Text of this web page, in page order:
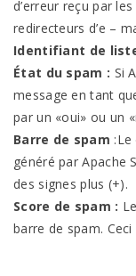
d’erreur reçu par
redirecteurs d’e –
Identifiant de
État du spam : Si
message en tant
par un «oui» ou un
Barre de spam :Le
généré par Apache
des signes plus (+).
Score de spam :
barre de spam.